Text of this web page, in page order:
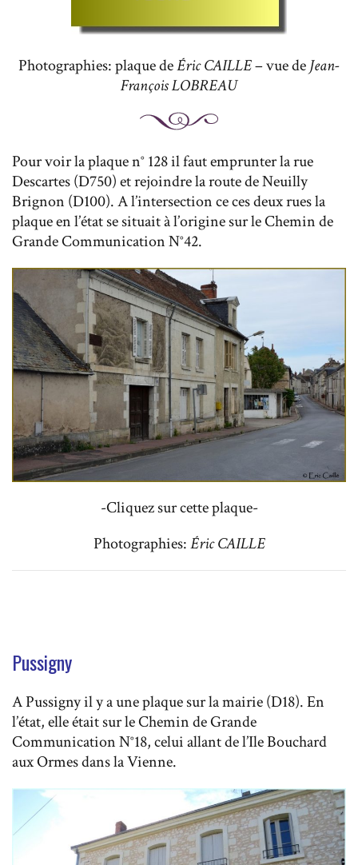
Photographies: plaque deÉric CAILLE– vue deJean-
François LOBREAU
Pour voir la plaque n° 128 il faut emprunter la rue
Descartes (D750) et rejoindre la route de Neuilly
Brignon (D100). A l’intersection ce ces deux rues la
plaque en l’état se situait à l’origine sur le Chemin de
Grande Communication N°42.
-Cliquez sur cette plaque-
Photographies:Éric CAILLE
Pussigny
A Pussigny il y a une plaque sur la mairie (D18). En
l’état, elle était sur le Chemin de Grande
Communication N°18, celui allant de l’Ile Bouchard
aux Ormes dans la Vienne.